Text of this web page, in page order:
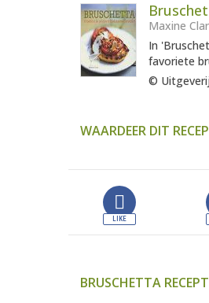
Maxine
In
favoriete
©
WAARDEER DIT
BRUSCHETTA